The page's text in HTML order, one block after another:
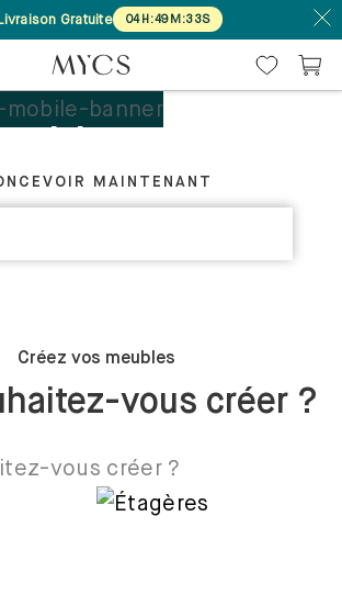
Gratuite 04H:49M:32S
Ton
MAINTENANT
Créez vos meubles
vous créer ?